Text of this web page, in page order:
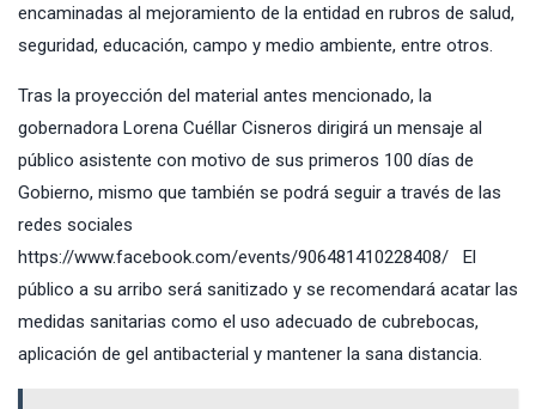
encaminadas al mejoramiento de la entidad en rubros de salud,
seguridad, educación, campo y medio ambiente, entre otros.
Tras la proyección del material antes mencionado, la
gobernadora Lorena Cuéllar Cisneros dirigirá un mensaje al
público asistente con motivo de sus primeros 100 días de
Gobierno, mismo que también se podrá seguir a través de las
redes sociales
https://www.facebook.com/events/906481410228408/ El
público a su arribo será sanitizado y se recomendará acatar las
medidas sanitarias como el uso adecuado de cubrebocas,
aplicación de gel antibacterial y mantener la sana distancia.